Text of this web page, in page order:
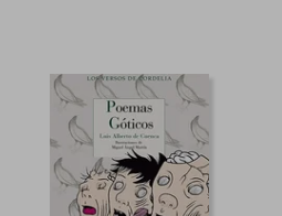
S/ 159,03